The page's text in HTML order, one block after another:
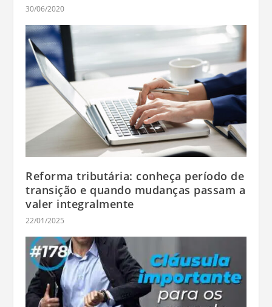
30/06/2020
Reforma tributária: conheça período de
transição e quando mudanças passam a
valer integralmente
22/01/2025